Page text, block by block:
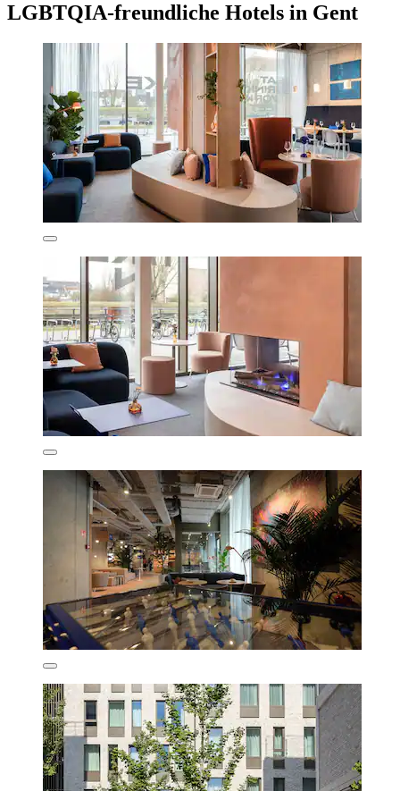
LGBTQIA-freundliche Hotels in Gent